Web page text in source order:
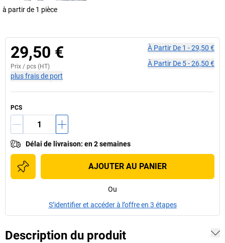
à partir de 1 pièce
29,50 €
Prix / pcs (HT)
plus frais de port
À Partir De 1 -29,50 €
À Partir De 5-26,50 €
PCS
Délai de livraison: en 2 semaines
AJOUTER AU PANIER
Ou
S’identifier et accéder à l’offre en 3 étapes
Description du produit